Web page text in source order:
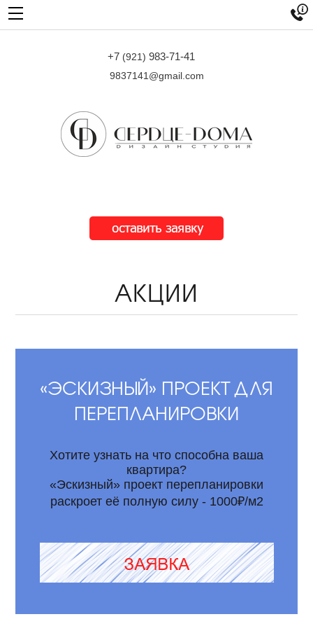
+7 (921) 983-71-41
9837141@gmail.com

АКЦИИ
«ЭСКИЗНЫЙ» ПРОЕКТ ДЛЯ
ПЕРЕПЛАНИРОВКИ
Хотите узнать на что способна ваша
квартира?
«Эскизный» проект перепланировки
раскроет её полную силу - 1000₽/м2